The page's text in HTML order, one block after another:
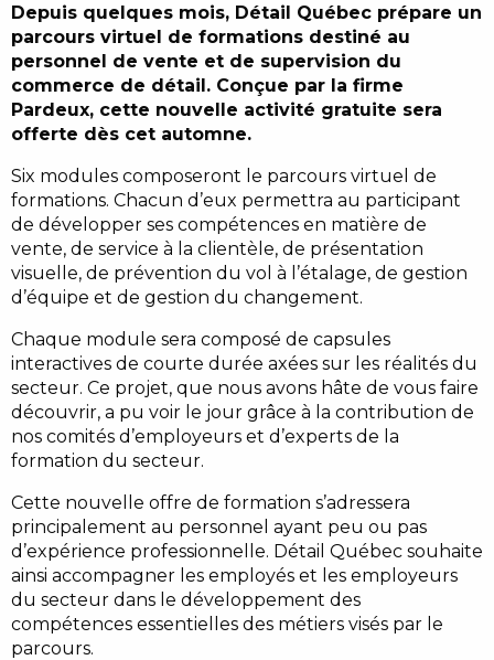
Depuis quelques mois, Détail Québec prépare un
parcours virtuel de formations destiné au
personnel de vente et de supervision du
commerce de détail. Conçue par la firme
Pardeux, cette nouvelle activité gratuite sera
offerte dès cet automne.
Six modules composeront le parcours virtuel de
formations. Chacun d’eux permettra au participant
de développer ses compétences en matière de
vente, de service à la clientèle, de présentation
visuelle, de prévention du vol à l’étalage, de gestion
d’équipe et de gestion du changement.
Chaque module sera composé de capsules
interactives de courte durée axées sur les réalités du
secteur. Ce projet, que nous avons hâte de vous faire
découvrir, a pu voir le jour grâce à la contribution de
nos comités d’employeurs et d’experts de la
formation du secteur.
Cette nouvelle offre de formation s’adressera
principalement au personnel ayant peu ou pas
d’expérience professionnelle. Détail Québec souhaite
ainsi accompagner les employés et les employeurs
du secteur dans le développement des
compétences essentielles des métiers visés par le
parcours.